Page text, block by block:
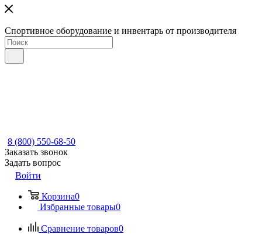
Спортивное оборудование и инвентарь от производителя
8 (800) 550-68-50
Заказать звонок
Задать вопрос
Войти
Корзина0
Избранные товары0
Сравнение товаров0